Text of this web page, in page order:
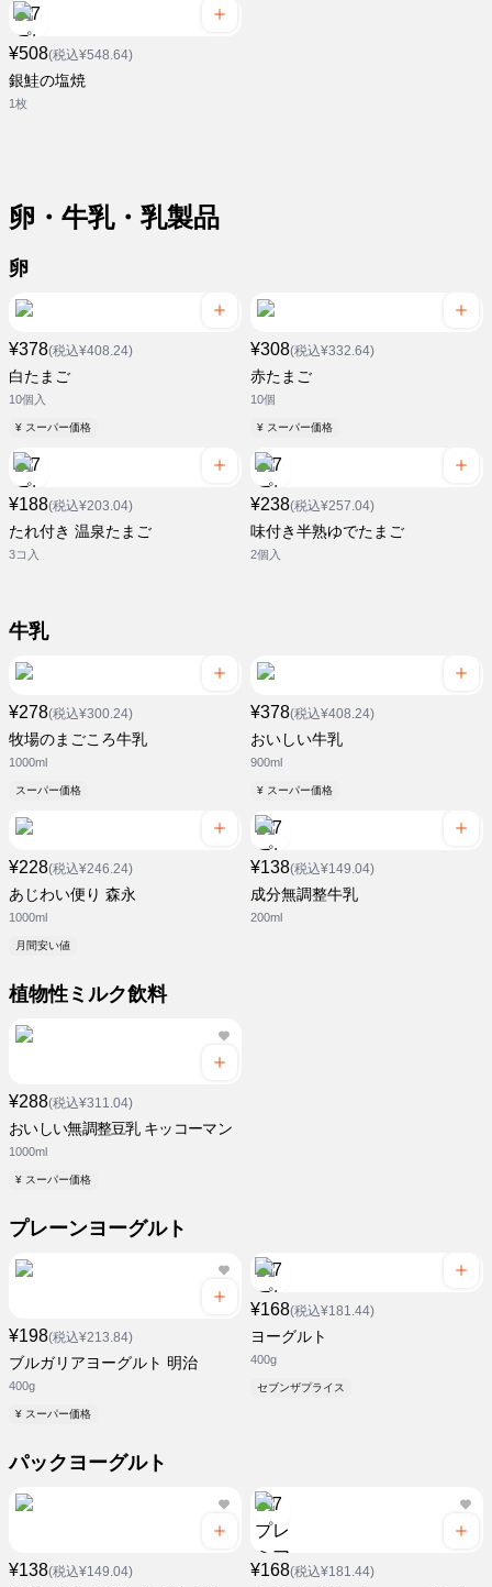
¥508(税込¥548.64)
銀鮭の塩焼
1枚
卵・牛乳・乳製品
卵
¥378(税込¥408.24)
白たまご
10個入
¥ スーパー価格
¥308(税込¥332.64)
赤たまご
10個
¥ スーパー価格
¥188(税込¥203.04)
たれ付き 温泉たまご
3コ入
¥238(税込¥257.04)
味付き半熟ゆでたまご
2個入
牛乳
¥278(税込¥300.24)
牧場のまごころ牛乳
1000ml
スーパー価格
¥378(税込¥408.24)
おいしい牛乳
900ml
¥ スーパー価格
¥228(税込¥246.24)
あじわい便り 森永
1000ml
月間安い値
¥138(税込¥149.04)
成分無調整牛乳
200ml
植物性ミルク飲料
¥288(税込¥311.04)
おいしい無調整豆乳 キッコーマン
1000ml
¥ スーパー価格
プレーンヨーグルト
¥198(税込¥213.84)
ブルガリアヨーグルト 明治
400g
¥ スーパー価格
¥168(税込¥181.44)
ヨーグルト
400g
セブンザプライス
パックヨーグルト
¥138(税込¥149.04) ¥168(税込¥181.44)